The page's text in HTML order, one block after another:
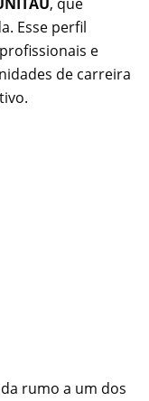
Esse perfil
e
de carreira
rumo a um dos